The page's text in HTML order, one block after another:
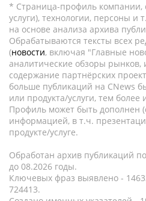
* Страница-профиль компании,
услуги), технологии, персоны и
на основе анализа архива
Обрабатываются тексты всех
(новости, включая "Главные
аналитические обзоры рынков,
содержание партнёрских
больше публикаций на CNews
или продукта/услуги, тем
Профиль может быть дополнен
информацией, в т.ч.
продукте/услуге.
Обработан архив публикаций
до 08.2026 годы.
Ключевых фраз выявлено -
724413.